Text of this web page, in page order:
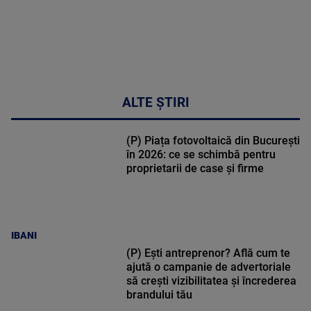
ALTE ȘTIRI
IBANI
(P) Piața fotovoltaică din București
în 2026: ce se schimbă pentru
proprietarii de case și firme
(P) Ești antreprenor? Află cum te
ajută o campanie de advertoriale
să crești vizibilitatea și încrederea
brandului tău